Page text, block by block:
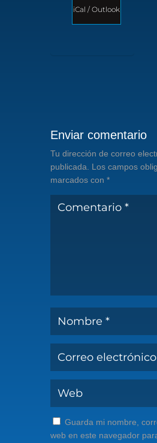
iCal / Outlook
Enviar comentario
Tu dirección de correo
publicada. Los campos
marcados con *
Guarda mi nombre,
web en este navegador